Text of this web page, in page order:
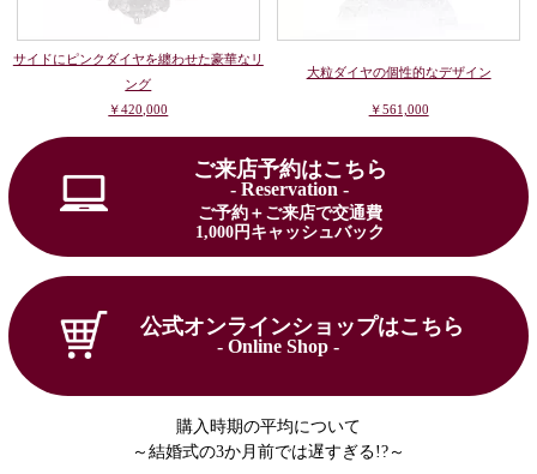
サイドにピンクダイヤを纏わせた豪華なリ
ング
￥420,000
大粒ダイヤの個性的なデザイン
￥561,000
ご来店予約はこちら
- Reservation -
ご予約＋ご来店で交通費
1,000円キャッシュバック
公式オンラインショップはこちら
- Online Shop -
購入時期の平均について
～結婚式の3か月前では遅すぎる!?～